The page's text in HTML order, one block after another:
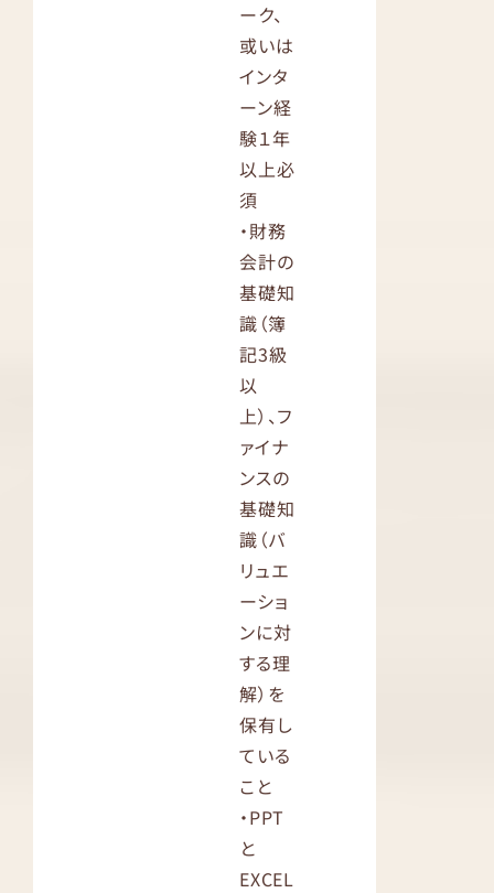
ーク、
或いは
インタ
ーン経
験１年
以上必
須
・財務
会計の
基礎知
識（簿
記3級
以
上）、フ
ァイナ
ンスの
基礎知
識（バ
リュエ
ーショ
ンに対
する理
解）を
保有し
ている
こと
・PPT
と
EXCEL